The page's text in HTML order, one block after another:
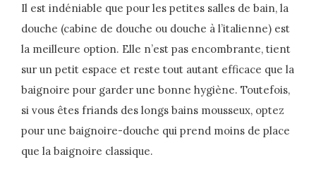
Il est indéniable que pour les petites salles de bain, la
douche (cabine de douche ou douche à l’italienne) est
la meilleure option. Elle n’est pas encombrante, tient
sur un petit espace et reste tout autant efficace que la
baignoire pour garder une bonne hygiène. Toutefois,
si vous êtes friands des longs bains mousseux, optez
pour une baignoire-douche qui prend moins de place
que la baignoire classique.